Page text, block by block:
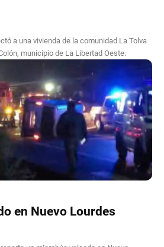
a una vivienda de la comunidad La Tolva
municipio de La Libertad Oeste.
en Nuevo Lourdes